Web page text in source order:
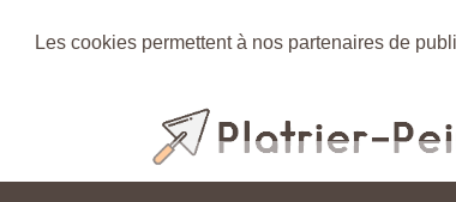
Les cookies permettent à nos partenaires de